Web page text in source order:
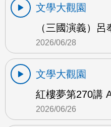
文學大觀園
（三國演義）
2026/06/28
文學大觀園
紅樓夢第270講
2026/06/26